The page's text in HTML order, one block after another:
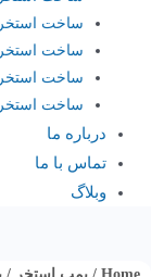
ساخت
ساخت استخر
ساخت
ساخت استخر
درباره ما
تماس با ما
وبلاگ